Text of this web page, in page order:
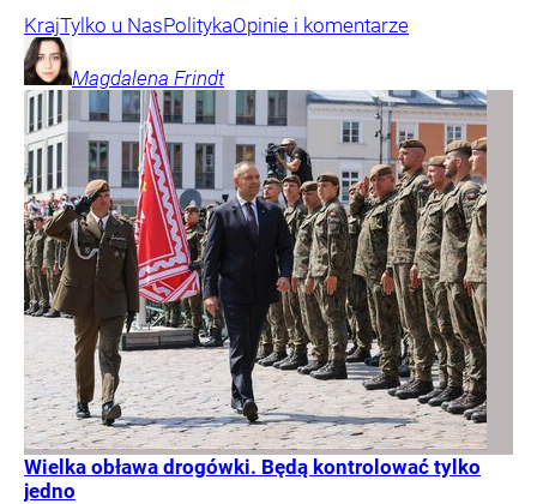
KrajTylko u NasPolitykaOpinie i komentarze
Magdalena Frindt
Wielka obława drogówki. Będą kontrolować tylko
jedno